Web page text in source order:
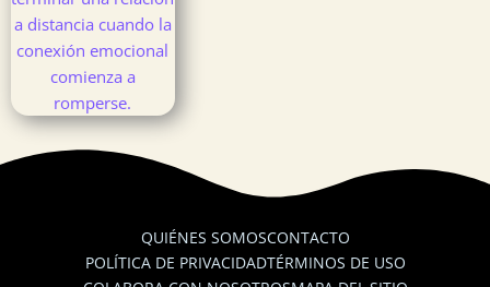
QUIÉNES SOMOSCONTACTO
POLÍTICA DE PRIVACIDADTÉRMINOS DE USO